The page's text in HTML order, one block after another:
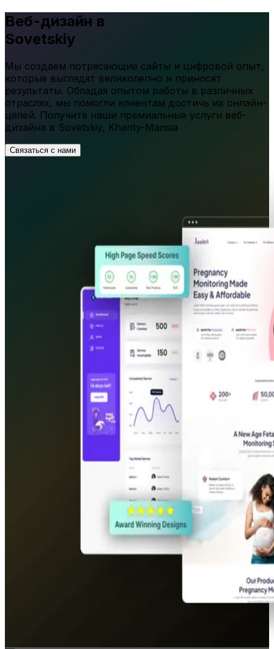
Веб-дизайн в
Sovetskiy
Мы создаем потрясающие сайты и цифровой опыт,
которые выглядят великолепно и приносят
результаты. Обладая опытом работы в различных
отраслях, мы помогли клиентам достичь их онлайн-
целей. Получите наши премиальные услуги веб-
дизайна в Sovetskiy, Khanty-Mansia
Связаться с нами